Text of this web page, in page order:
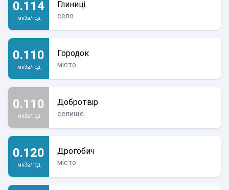
0.114
мкЗв/год
Глиниці
село
0.110
мкЗв/год
Городок
місто
0.110
мкЗв/год
Добротвір
селище
0.120
мкЗв/год
Дрогобич
місто